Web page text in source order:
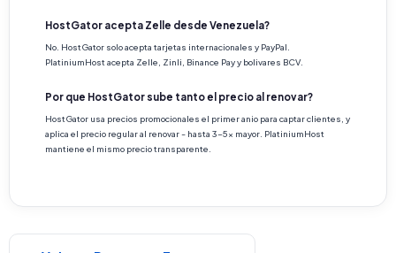
HostGator acepta Zelle desde Venezuela?
No. HostGator solo acepta tarjetas internacionales y PayPal.
PlatiniumHost acepta Zelle, Zinli, Binance Pay y bolivares BCV.
Por que HostGator sube tanto el precio al renovar?
HostGator usa precios promocionales el primer anio para captar clientes, y
aplica el precio regular al renovar - hasta 3-5x mayor. PlatiniumHost
mantiene el mismo precio transparente.